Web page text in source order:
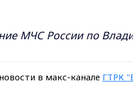
МЧС России по
в макс-канале ГТРК